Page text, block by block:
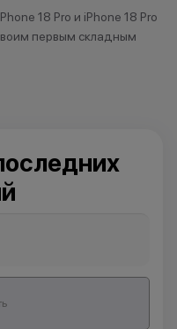
18 Pro и iPhone 18 Pro
первым складным